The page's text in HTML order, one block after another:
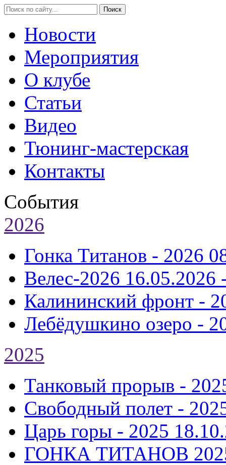
Новости
Мероприятия
О клубе
Статьи
Видео
Тюнинг-мастерская
Контакты
События
2026
Гонка Титанов - 2026
Велес-2026 16.05.2026
Калининский фронт -
Лебёдушкино озеро -
2025
Танковый прорыв -
Свободный полет -
Царь горы - 2025
ГОНКА ТИТАНОВ